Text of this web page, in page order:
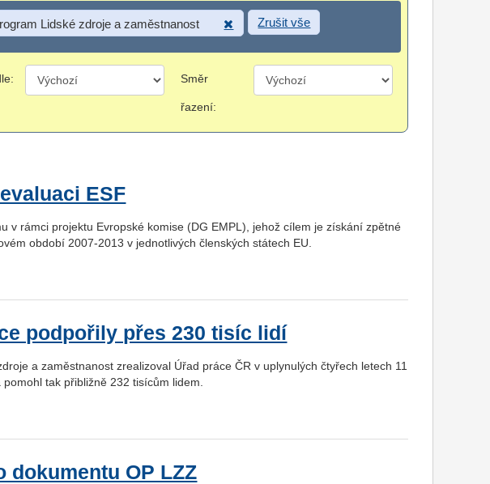
Lidské zdroje a zaměstnanost Zrušit vše
Směr
řazení:
ESF
v rámci projektu Evropské komise (DG EMPL), jehož cílem je získání zpětné
období 2007-2013 v jednotlivých členských státech EU.
podpořily přes 230 tisíc lidí
a zaměstnanost zrealizoval Úřad práce ČR v uplynulých čtyřech letech 11
tak přibližně 232 tisícům lidem.
dokumentu OP LZZ